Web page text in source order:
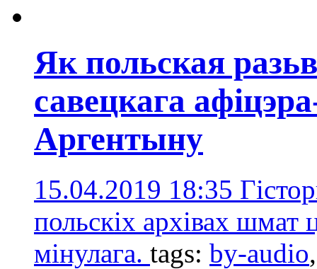
Як польская
савецкага
Аргентыну
15.04.2019 18:35
польскіх архівах шмат
мінулага. tags: by-audio